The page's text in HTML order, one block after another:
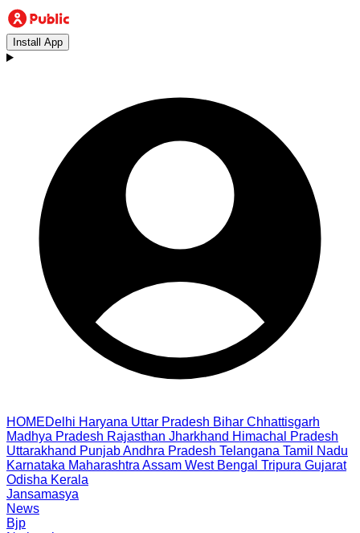
Install App
HOMEDelhi Haryana Uttar Pradesh Bihar Chhattisgarh
Madhya Pradesh Rajasthan Jharkhand Himachal Pradesh
Uttarakhand PunjabAndhra Pradesh Telangana Tamil Nadu
Karnataka Maharashtra Assam West Bengal Tripura Gujarat
Odisha Kerala
Jansamasya
News
Bjp